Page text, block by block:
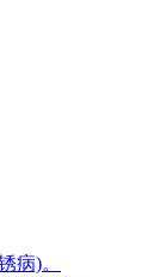
病)。